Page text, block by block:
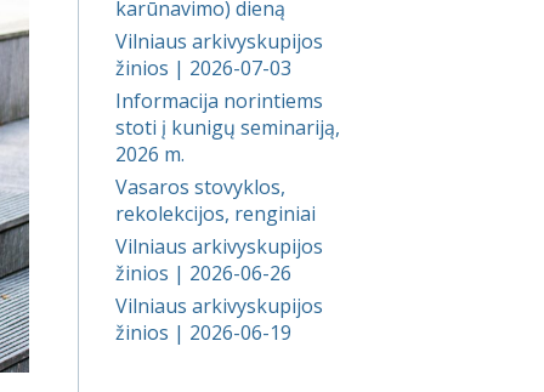
karūnavimo) dieną
Vilniaus arkivyskupijos
žinios | 2026-07-03
Informacija norintiems
stoti į kunigų seminariją,
2026 m.
Vasaros stovyklos,
rekolekcijos, renginiai
Vilniaus arkivyskupijos
žinios | 2026-06-26
Vilniaus arkivyskupijos
žinios | 2026-06-19